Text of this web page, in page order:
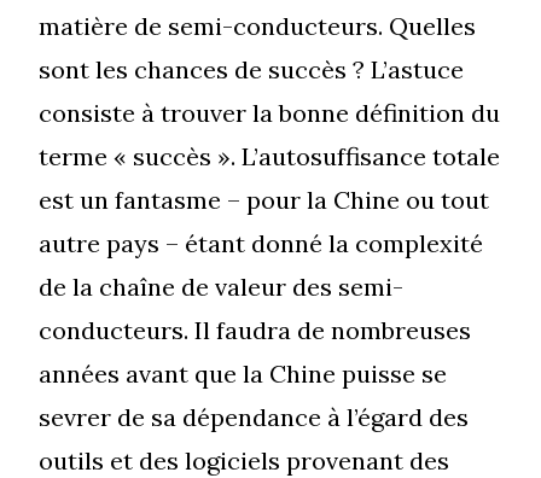
matière de semi-conducteurs. Quelles
sont les chances de succès ? L’astuce
consiste à trouver la bonne définition du
terme « succès ». L’autosuffisance totale
est un fantasme – pour la Chine ou tout
autre pays – étant donné la complexité
de la chaîne de valeur des semi-
conducteurs. Il faudra de nombreuses
années avant que la Chine puisse se
sevrer de sa dépendance à l’égard des
outils et des logiciels provenant des